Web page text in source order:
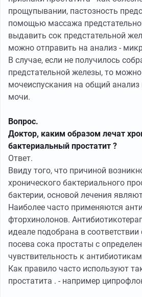
прощупывании, пастозность
помощью массажа
выдавить сок предстательной
можно отправить на анализ -
В случае, если не получилось
предстательной железы, то
мочеиспускания на общий
мочи.
Вопрос.
Доктор, каким образом лечат
бактериальный простатит ?
Ответ.
Ввиду того, что причиной
хронического бактериального
бактерии, основой лечения
Наиболее часто применяются
фторхинолонов.
идеале подобрана в
посева сока простаты с
чувствительность к
Как правило часто используют
простатита . - например